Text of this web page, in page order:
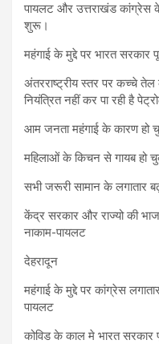
पायलट और उत्तराखंड कांग्रेस
शुरू।
महंगाई के मुद्दे पर भारत
अंतरराष्ट्रीय स्तर पर कच्चे तेल
नियंत्रित नहीं कर पा रही है
आम जनता महंगाई के कारण हो
महिलाओं के किचन से गायब हो
सभी जरूरी सामान के लगातार
केंद्र सरकार और राज्यो की
नाकाम-पायलट
देहरादून
महंगाई के मुद्दे पर कांग्रेस
पायलट
कोविड के काल मे भारत